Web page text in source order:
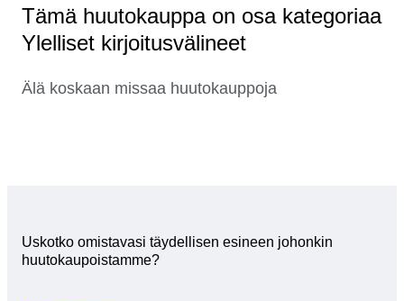
Tämä huutokauppa on osa kategoriaa
Ylelliset kirjoitusvälineet
Älä koskaan missaa huutokauppoja
Uskotko omistavasi täydellisen esineen johonkin
huutokaupoistamme?